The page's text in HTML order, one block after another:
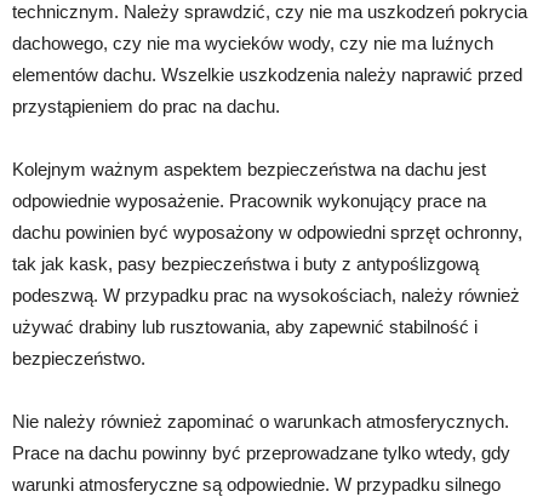
technicznym. Należy sprawdzić, czy nie ma uszkodzeń pokrycia
dachowego, czy nie ma wycieków wody, czy nie ma luźnych
elementów dachu. Wszelkie uszkodzenia należy naprawić przed
przystąpieniem do prac na dachu.
Kolejnym ważnym aspektem bezpieczeństwa na dachu jest
odpowiednie wyposażenie. Pracownik wykonujący prace na
dachu powinien być wyposażony w odpowiedni sprzęt ochronny,
tak jak kask, pasy bezpieczeństwa i buty z antypoślizgową
podeszwą. W przypadku prac na wysokościach, należy również
używać drabiny lub rusztowania, aby zapewnić stabilność i
bezpieczeństwo.
Nie należy również zapominać o warunkach atmosferycznych.
Prace na dachu powinny być przeprowadzane tylko wtedy, gdy
warunki atmosferyczne są odpowiednie. W przypadku silnego